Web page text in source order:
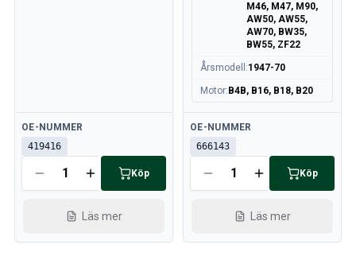
Tillgänglig
OE-NUMMER
419416
Köp
Läs mer
M46, M47, M90,
AW50, AW55,
AW70, BW35,
BW55, ZF22
Årsmodell :1947-70
Motor: B4B, B16, B18, B20
Tillgänglig
OE-NUMMER
666143
Köp
Läs mer